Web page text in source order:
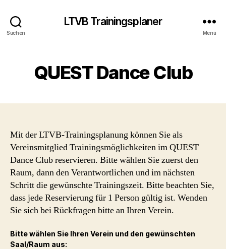
Suchen
LTVB Trainingsplaner
Menü
QUEST Dance Club
Mit der LTVB-Trainingsplanung können Sie als
Vereinsmitglied Trainingsmöglichkeiten im QUEST
Dance Club reservieren. Bitte wählen Sie zuerst den
Raum, dann den Verantwortlichen und im nächsten
Schritt die gewünschte Trainingszeit. Bitte beachten Sie,
dass jede Reservierung für 1 Person gültig ist. Wenden
Sie sich bei Rückfragen bitte an Ihren Verein.
Bitte wählen Sie Ihren Verein und den gewünschten
Saal/Raum aus: